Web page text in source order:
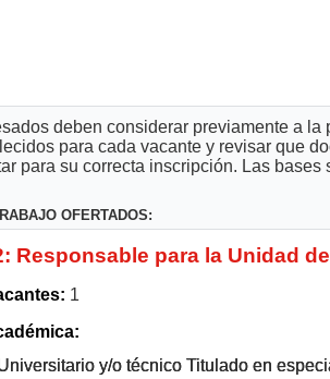
deben considerar previamente a
para cada vacante y revisar que
para su correcta inscripción. Las
OFERTADOS:
Responsable para la Unidad
1
y/o técnico Titulado en